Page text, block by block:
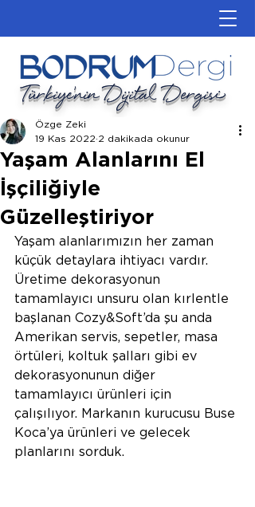
Türkiye'nin Dijital Dergisi
Yaşam Alanlarını El
İşçiliğiyle
Güzelleştiriyor
Özge Zeki
19 Kas 2022 2 dakikada okunur
Yaşam alanlarımızın her zaman
küçük detaylara ihtiyacı vardır.
Üretime dekorasyonun
tamamlayıcı unsuru olan kırlentle
başlanan Cozy&Soft’da şu anda
Amerikan servis, sepetler, masa
örtüleri, koltuk şalları gibi ev
dekorasyonunun diğer
tamamlayıcı ürünleri için
çalışılıyor. Markanın kurucusu Buse
Koca’ya ürünleri ve gelecek
planlarını sorduk.